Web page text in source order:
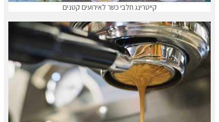
קייטרינג חלבי כשר לאירועים קטנים